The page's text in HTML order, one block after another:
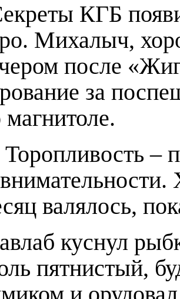
КГБ
Михалыч,
после
за
магнитоле.
–
валялось,
куснул
пятнистый,